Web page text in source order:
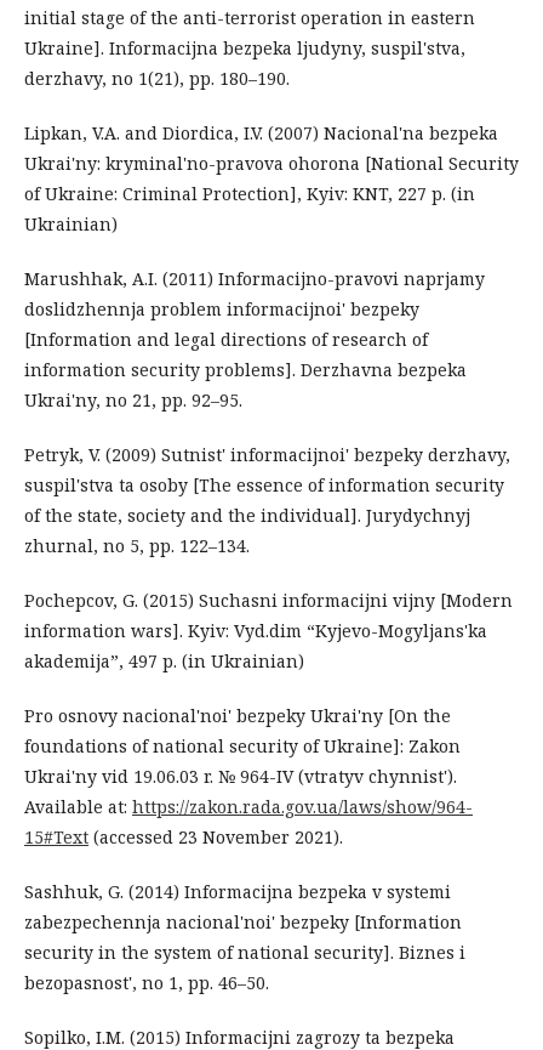
initial stage of the anti-terrorist operation in eastern
Ukraine]. Informacijna bezpeka ljudyny, suspil'stva,
derzhavy, no 1(21), pp. 180–190.
Lipkan, V.A. and Diordica, I.V. (2007) Nacional'na bezpeka
Ukrai'ny: kryminal'no-pravova ohorona [National Security
of Ukraine: Criminal Protection], Kyiv: KNT, 227 p. (in
Ukrainian)
Marushhak, A.I. (2011) Informacijno-pravovi naprjamy
doslidzhennja problem informacijnoi' bezpeky
[Information and legal directions of research of
information security problems]. Derzhavna bezpeka
Ukrai'ny, no 21, pp. 92–95.
Petryk, V. (2009) Sutnist' informacijnoi' bezpeky derzhavy,
suspil'stva ta osoby [The essence of information security
of the state, society and the individual]. Jurydychnyj
zhurnal, no 5, pp. 122–134.
Pochepcov, G. (2015) Suchasni informacijni vijny [Modern
information wars]. Kyiv: Vyd.dim “Kyjevo-Mogyljans'ka
akademija”, 497 p. (in Ukrainian)
Pro osnovy nacional'noi' bezpeky Ukrai'ny [On the
foundations of national security of Ukraine]: Zakon
Ukrai'ny vid 19.06.03 r. № 964-IV (vtratyv chynnist').
Available at: https://zakon.rada.gov.ua/laws/show/964-
15#Text (accessed 23 November 2021).
Sashhuk, G. (2014) Informacijna bezpeka v systemi
zabezpechennja nacional'noi' bezpeky [Information
security in the system of national security]. Biznes i
bezopasnost', no 1, pp. 46–50.
Sopilko, I.M. (2015) Informacijni zagrozy ta bezpeka